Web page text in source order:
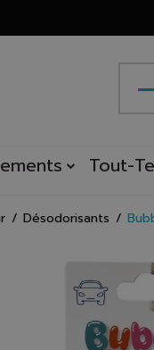
Tout-
Désodorisants